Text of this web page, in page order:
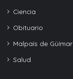
Ciencia
Obituario
Malpaís de Güímar
Salud